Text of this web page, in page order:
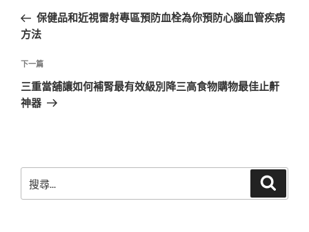
導
覽
一
篇
章
保健品和近視雷射專區預防血栓為你預防心腦血管疾病
方法
下
一
篇
下一篇
三重當舖讓如何補腎最有效級別降三高食物購物最佳止鼾
神器
尋